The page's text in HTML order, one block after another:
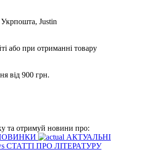
Justin
або при отриманні товару
від 900 грн.
та отримуй новини про:
АКТУАЛЬНІ
СТАТТІ ПРО ЛІТЕРАТУРУ